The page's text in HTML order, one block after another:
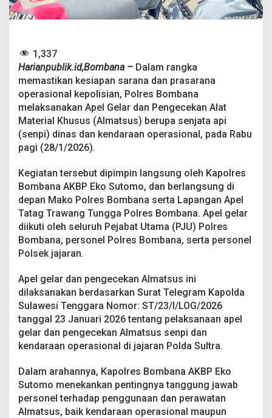
n
S
e
n
p
i
d
a
n
n
d
a
r
a
n
n
a
,
D
i
s
l
i
n
P
1,337
Harianpublik.id,Bombana – Dalam rangka
memastikan kesiapan sarana dan prasarana
operasional kepolisian, Polres Bombana
melaksanakan Apel Gelar dan Pengecekan Alat
Material Khusus (Almatsus) berupa senjata api
(senpi) dinas dan kendaraan operasional, pada Rabu
pagi (28/1/2026).
Kegiatan tersebut dipimpin langsung oleh Kapolres
Bombana AKBP Eko Sutomo, dan berlangsung di
depan Mako Polres Bombana serta Lapangan Apel
Tatag Trawang Tungga Polres Bombana. Apel gelar
diikuti oleh seluruh Pejabat Utama (PJU) Polres
Bombana, personel Polres Bombana, serta personel
Polsek jajaran.
Apel gelar dan pengecekan Almatsus ini
dilaksanakan berdasarkan Surat Telegram Kapolda
Sulawesi Tenggara Nomor: ST/23/I/LOG/2026
tanggal 23 Januari 2026 tentang pelaksanaan apel
gelar dan pengecekan Almatsus senpi dan
kendaraan operasional di jajaran Polda Sultra.
Dalam arahannya, Kapolres Bombana AKBP Eko
Sutomo menekankan pentingnya tanggung jawab
personel terhadap penggunaan dan perawatan
Almatsus, baik kendaraan operasional maupun